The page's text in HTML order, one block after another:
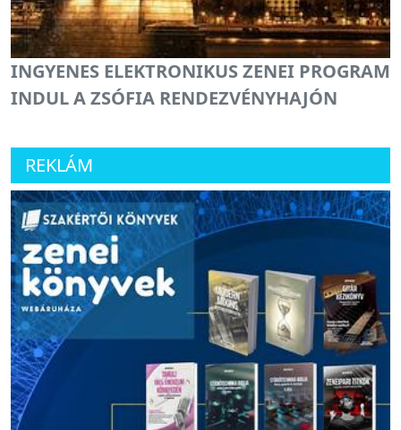
INGYENES ELEKTRONIKUS ZENEI PROGRAM
INDUL A ZSÓFIA RENDEZVÉNYHAJÓN
REKLÁM